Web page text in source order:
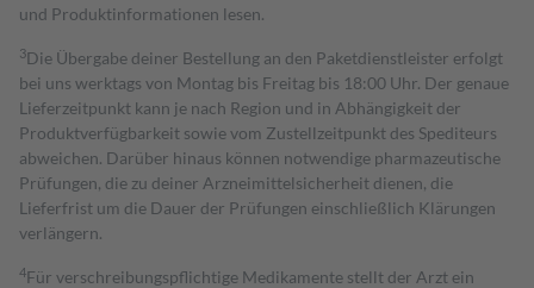
und Produktinformationen lesen.
3Die Übergabe deiner Bestellung an den Paketdienstleister erfolgt
bei uns werktags von Montag bis Freitag bis 18:00 Uhr. Der genaue
Lieferzeitpunkt kann je nach Region und in Abhängigkeit der
Produktverfügbarkeit sowie vom Zustellzeitpunkt des Spediteurs
abweichen. Darüber hinaus können notwendige pharmazeutische
Prüfungen, die zu deiner Arzneimittelsicherheit dienen, die
Lieferfrist um die Dauer der Prüfungen einschließlich Klärungen
verlängern.
4Für verschreibungspflichtige Medikamente stellt der Arzt ein